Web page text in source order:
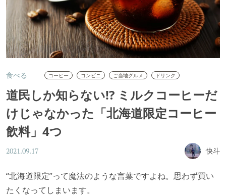
食べる コーヒー コンビニ ご当地グルメ ドリンク
道民しか知らない!? ミルクコーヒーだ
けじゃなかった「北海道限定コーヒー
飲料」4つ
2021.09.17 快斗
“北海道限定”って魔法のような言葉ですよね。思わず買い
たくなってしまいます。